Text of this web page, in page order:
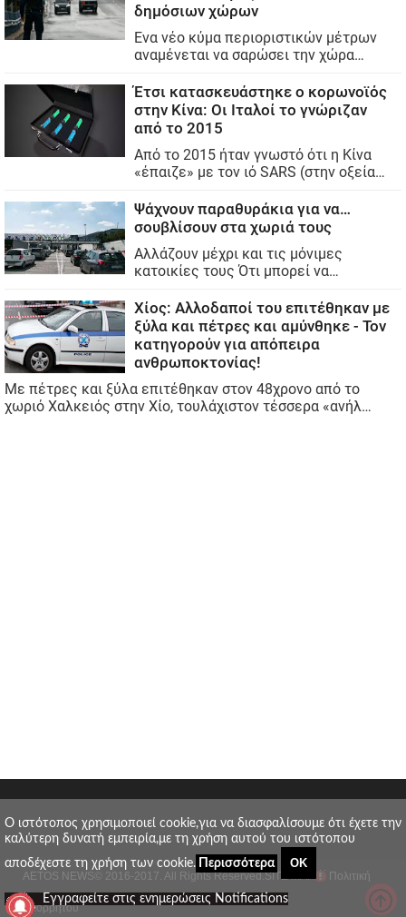
AETOS NEWS © 2016-2017. All Rights Reserved.SITE MAP Πολιτική
απορρήτου
O ιστότοπος χρησιμοποιεί cookie,για να διασφαλίσουμε ότι έχετε την
καλύτερη δυνατή εμπειρία,με τη χρήση αυτού του ιστότοπου
αποδέχεστε τη χρήση των cookie.
Περισσότερα ΟΚ
_ Εγγραφείτε στις ενημερώσεις Notifications